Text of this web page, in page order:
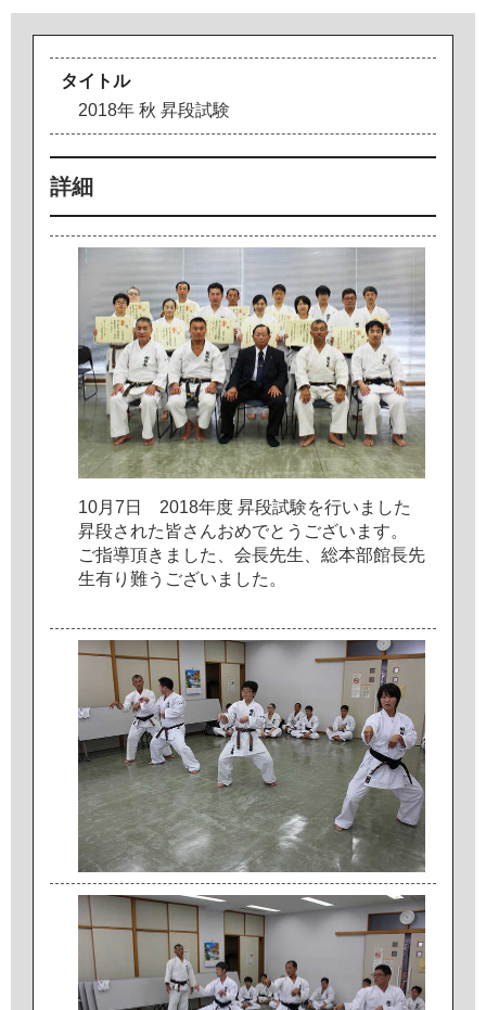
タイトル
2018年 秋 昇段試験
詳細
10月 7 日 2018年度 昇段試験を行い ま した
昇段さ れた皆さ んおめでと う ござい ま す。
ご指導頂き ま した 会長先生 総本部館長先
生有り 難う ござい ま した 。